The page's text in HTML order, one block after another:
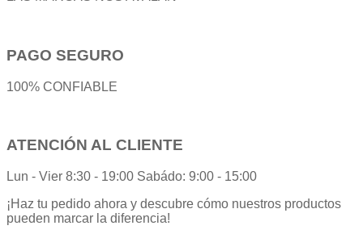
PAGO SEGURO
100% CONFIABLE
ATENCIÓN AL CLIENTE
Lun - Vier 8:30 - 19:00 Sabádo: 9:00 - 15:00
¡Haz tu pedido ahora y descubre cómo nuestros productos
pueden marcar la diferencia!